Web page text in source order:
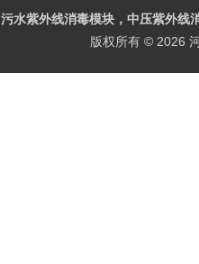
污水紫外线消毒模块，中压紫外线
版权所有 © 2026